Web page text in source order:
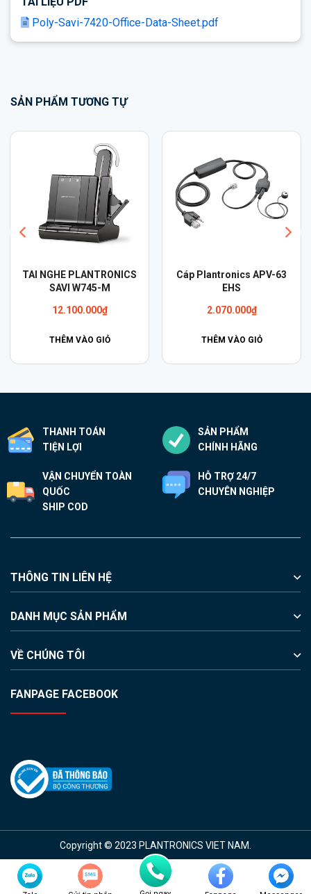
Poly-Savi-7420-Office-Data-Sheet.pdf
SẢN PHẨM TƯƠNG TỰ
TAI NGHE PLANTRONICS
SAVI W745-M
12.100.000₫
THÊM VÀO GIỎ
Cáp Plantronics APV-63
EHS
2.070.000₫
THÊM VÀO GIỎ
THANH TOÁN
TIỆN LỢI
SẢN PHẨM
CHÍNH HÃNG
VẬN CHUYỂN TOÀN
QUỐC
SHIP COD
HỖ TRỢ 24/7
CHUYÊN NGHIỆP
THÔNG TIN LIÊN HỆ
DANH MỤC SẢN PHẨM
VỀ CHÚNG TÔI
FANPAGE FACEBOOK
Copyright © 2023 PLANTRONICS VIET NAM.